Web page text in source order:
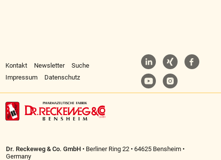
Kontakt Newsletter
Suche
Impressum
Datenschutz
Dr. Reckeweg & Co. GmbH• Berliner Ring 22 • 64625 Bensheim •
Germany